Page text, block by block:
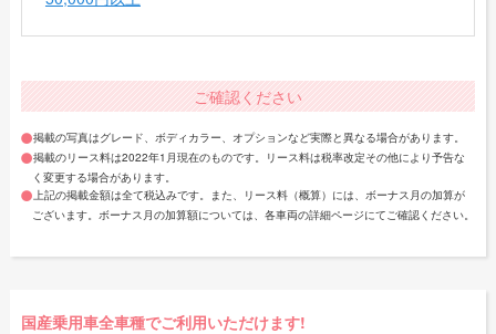
ご確認ください
掲載の写真はグレード、ボディカラー、オプションなど実際と異なる場合があります。
掲載のリース料は2022年1月現在のものです。リース料は税率改定その他により予告な
く変更する場合があります。
上記の掲載金額は全て税込みです。また、リース料（概算）には、ボーナス月の加算が
ございます。ボーナス月の加算額については、各車両の詳細ページにてご確認ください。
国産乗用車全車種でご利用いただけます!